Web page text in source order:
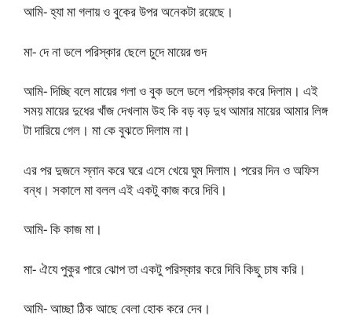
আমি- হ্যা মা গলায় ও বুকের উপর অনেকটা রয়েছে।
মা- দে না ডলে পরিস্কার ছেলে চুদে মায়ের গুদ
আমি- দিচ্ছি বলে মায়ের গলা ও বুক ডলে ডলে পরিস্কার করে দিলাম। এই
সময় মায়ের দুধের খাঁজ দেখলাম উহ কি বড় বড় দুধ আমার মায়ের আমার লিঙ্গ
টা দারিয়ে গেল। মা কে বুঝতে দিলাম না।
এর পর দুজনে স্নান করে ঘরে এসে খেয়ে ঘুম দিলাম। পরের দিন ও অফিস
বন্ধ। সকালে মা বলল এই একটু কাজ করে দিবি।
আমি- কি কাজ মা।
মা- ঐযে পুকুর পারে ঝোপ তা একটু পরিস্কার করে দিবি কিছু চাষ করি।
আমি- আচ্ছা ঠিক আছে বেলা হোক করে দেব।